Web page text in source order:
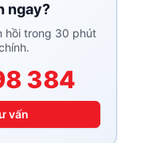
ngay?
hồi trong 30 phút
384
vấn